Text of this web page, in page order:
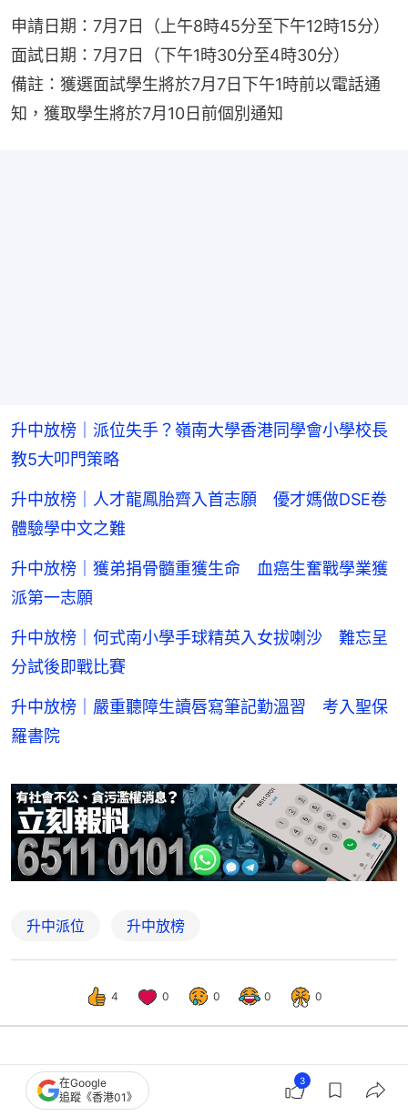
申請日期：7月7日（上午8時45分至下午12時15分）
面試日期：7月7日（下午1時30分至4時30分）
備註：獲選面試學生將於7月7日下午1時前以電話通
知，獲取學生將於7月10日前個別通知
升中放榜｜派位失手？嶺南大學香港同學會小學校長
教5大叩門策略
升中放榜｜人才龍鳳胎齊入首志願 優才媽做DSE卷
體驗學中文之難
升中放榜｜獲弟捐骨髓重獲生命 血癌生奮戰學業獲
派第一志願
升中放榜｜何式南小學手球精英入女拔喇沙 難忘呈
分試後即戰比賽
升中放榜｜嚴重聽障生讀唇寫筆記勤溫習 考入聖保
羅書院
升中派位 升中放榜
4 0 0 0 0
熱話 熱爆話題
兒子全級考第二！暑假放鬆打機遭母批
在Google
追蹤《香港01》
3